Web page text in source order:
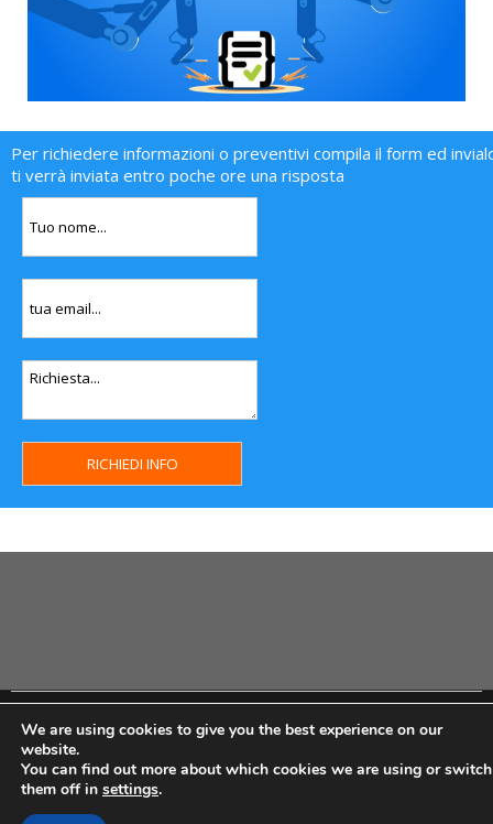
Per richiedere informazioni o preventivi compila il form ed
ti verrà inviata entro poche ore una risposta
Copyright MHWeb © 2018 - Privacy & GDPR - Cookie Policy -
We are using cookies to give you the best experience on our
website.
You can find out more about which cookies we are using or switch
them off in settings.